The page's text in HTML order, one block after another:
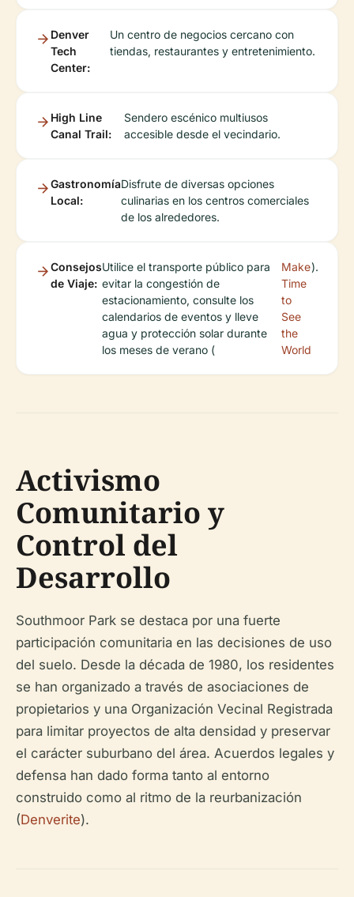
Denver
Tech
Center:
Un centro de negocios cercano con
tiendas, restaurantes y entretenimiento.
High Line
Canal Trail:
Sendero escénico multiusos
accesible desde el vecindario.
Gastronomía
Local:
Disfrute de diversas opciones
culinarias en los centros comerciales
de los alrededores.
Consejos
de Viaje:
Utilice el transporte público para
evitar la congestión de
estacionamiento, consulte los
calendarios de eventos y lleve
agua y protección solar durante
los meses de verano (
Make
Time
to
See
the
World
).
Activismo
Comunitario y
Control del
Desarrollo
Southmoor Park se destaca por una fuerte
participación comunitaria en las decisiones de uso
del suelo. Desde la década de 1980, los residentes
se han organizado a través de asociaciones de
propietarios y una Organización Vecinal Registrada
para limitar proyectos de alta densidad y preservar
el carácter suburbano del área. Acuerdos legales y
defensa han dado forma tanto al entorno
construido como al ritmo de la reurbanización
(Denverite).